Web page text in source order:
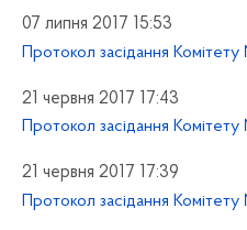
07 липня 2017 15:53
Протокол засідання
21 червня 2017 17:43
Протокол засідання
21 червня 2017 17:39
Протокол засідання